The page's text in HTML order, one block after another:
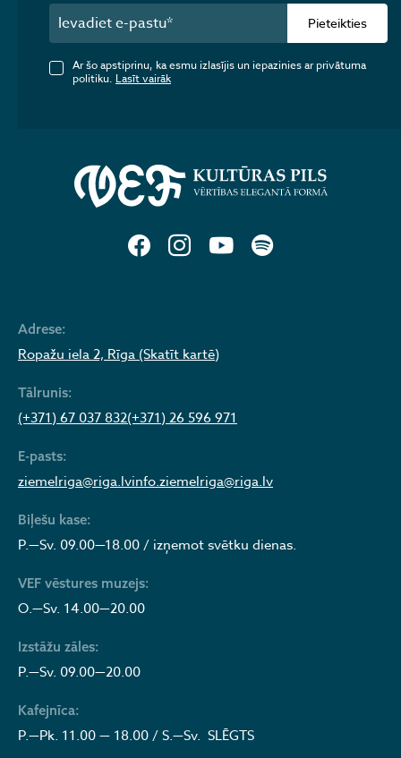
Adrese:
Ropažu iela 2, Rīga (Skatīt kartē)
Tālrunis:
(+371) 67 037 832(+371) 26 596 971
E-pasts:
ziemelriga@riga.lvinfo.ziemelriga@riga.lv
Biļešu kase:
P.—Sv. 09.00—18.00 / izņemot svētku dienas.
VEF vēstures muzejs:
O.—Sv. 14.00—20.00
Izstāžu zāles:
P.—Sv. 09.00—20.00
Kafejnīca:
P.—Pk. 11.00 — 18.00 / S.—Sv. SLĒGTS
Pieteikties
Ar šo apstiprinu, ka esmu izlasījis un iepazinies ar privātuma
politiku. Lasīt vairāk